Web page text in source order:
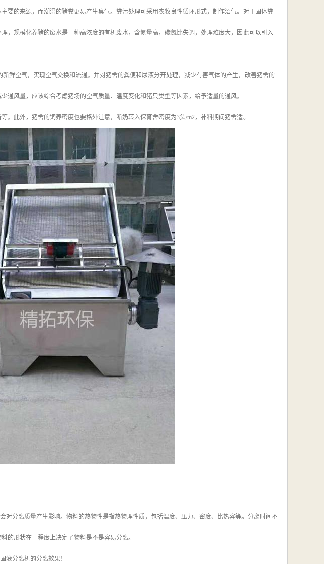
要的来源，而潮湿的猪粪更易产生臭气。粪污处理可采用农牧良性循环形式，制作沼气。对于固体粪
，规模化养猪的废水是一种高浓度的有机废水，含氮量高，碳氮比失调，处理难度大，因此可以引入
鲜空气，实现空气交换和流通。并对猪舍的粪便和尿液分开处理，减少有害气体的产生，改善猪舍的
通风量，应该综合考虑猪场的空气质量、温度变化和猪只类型等因素，给予适量的通风。
。此外，猪舍的饲养密度也要格外注意，断奶转入保育舍密度为3头/m2，补料期间猪舍适。
对分离质量产生影响。物料的热物性是指热物理性质，包括温度、压力、密度、比热容等。分离时间不
的形状在一程度上决定了物料是不是容易分离。
液分离机的分离效果!